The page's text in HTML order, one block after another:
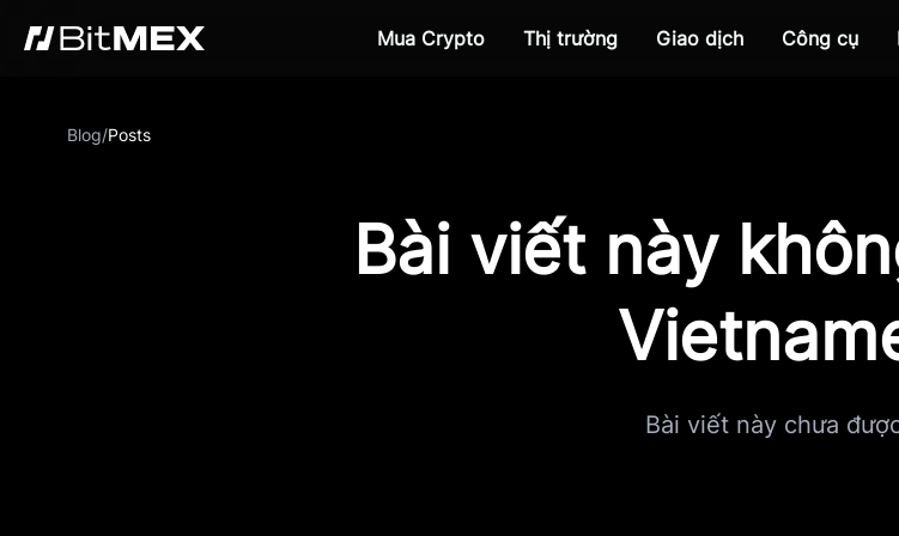
Mua Crypto Thị trường Giao dịch Công cụ
Blog/Posts
Bài viết này
Bài viết này chưa